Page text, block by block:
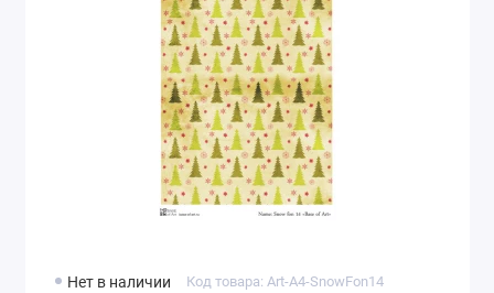
Нет в наличии Код товара: Art-A4-SnowFon14